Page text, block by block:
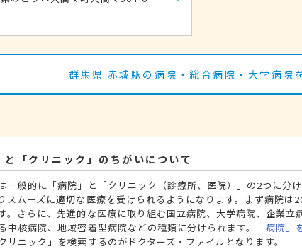
群馬県 赤城駅の病院・総合病院・大学病院
と「クリニック」のちがいについて
一般的に「病院」と「クリニック（診療所、医院）」の2つに分
スムーズに適切な医療を受けられるようになります。まず病院は
。さらに、先進的な医療に取り組む国立病院、大学病院、企業
中核病院、地域密着型病院などの種類に分けられます。
「病院
リニック」を検索するのがドクターズ・ファイルとなります。